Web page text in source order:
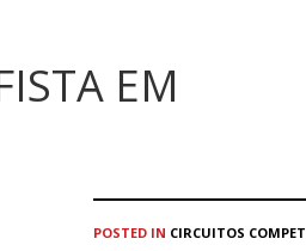
EM
POSTED IN CIRCUITOS